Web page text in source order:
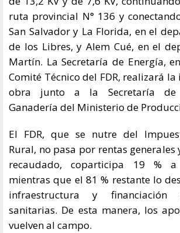
ruta provincial N° 136 y
San Salvador y La Florida, en el
de los Libres, y Alem Cué, en el
Martín. La Secretaría de Energía,
Comité Técnico del FDR, realizará
obra junto a la Secretaría de
Ganadería del Ministerio de
El FDR, que se nutre del
Rural, no pasa por rentas
recaudado, coparticipa 19 %
mientras que el 81 % restante lo
infraestructura y financiación
sanitarias. De esta manera, los
vuelven al campo.